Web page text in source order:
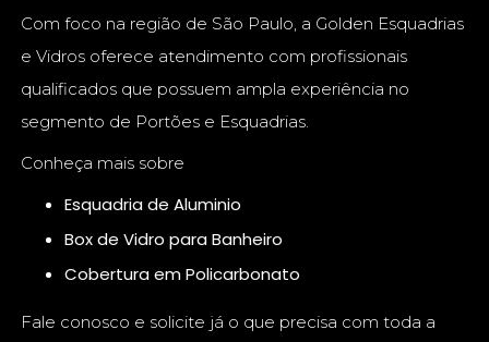
Com foco na região de São Paulo, a Golden Esquadrias
e Vidros oferece atendimento com profissionais
qualificados que possuem ampla experiência no
segmento de Portões e Esquadrias.
Conheça mais sobre
Esquadria de Aluminio
Box de Vidro para Banheiro
Cobertura em Policarbonato
Fale conosco e solicite já o que precisa com toda a